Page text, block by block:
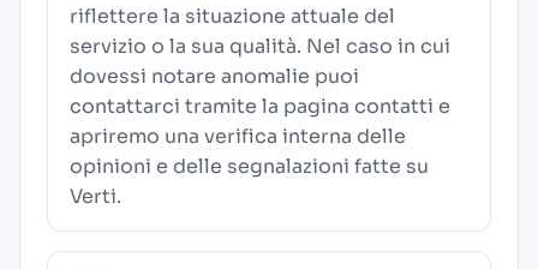
riflettere la situazione attuale del
servizio o la sua qualità. Nel caso in cui
dovessi notare anomalie puoi
contattarci tramite la pagina contatti e
apriremo una verifica interna delle
opinioni e delle segnalazioni fatte su
Verti.